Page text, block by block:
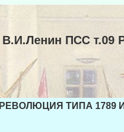
В.И.Ленин ПСС
РЕВОЛЮЦИЯ ТИПА 1789